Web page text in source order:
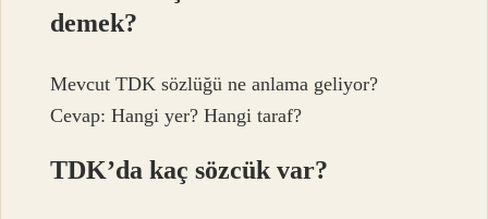
demek?
Mevcut TDK sözlüğü ne anlama geliyor?
Cevap: Hangi yer? Hangi taraf?
TDK’da kaç sözcük var?